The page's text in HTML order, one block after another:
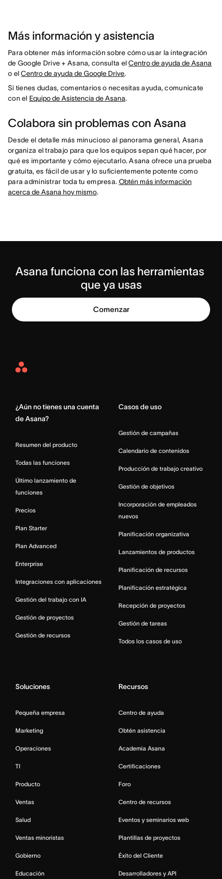
Más información y asistencia
Para obtener más información sobre cómo usar la integración
de Google Drive + Asana, consulta elCentro de ayuda de Asana
o elCentro de ayuda de Google Drive.
Si tienes dudas, comentarios o necesitas ayuda, comunícate
con el Equipo de Asistencia de Asana.
Colabora sin problemas con Asana
Desde el detalle más minucioso al panorama general, Asana
organiza el trabajo para que los equipos sepan qué hacer, por
qué es importante y cómo ejecutarlo. Asana ofrece una prueba
gratuita, es fácil de usar y lo suficientemente potente como
para administrar toda tu empresa. Obtén más información
acerca de Asana hoy mismo.
Asana funciona con las herramientas
que ya usas
Comenzar
Asana
¿Aún no tienes una cuenta
de Asana?
Resumen del producto
Todas las funciones
Último lanzamiento de
funciones
Precios
Plan Starter
Plan Advanced
Enterprise
Integraciones con aplicaciones
Gestión del trabajo con IA
Gestión de proyectos
Gestión de recursos
Casos de uso
Gestión de campañas
Calendario de contenidos
Producción de trabajo creativo
Gestión de objetivos
Incorporación de empleados
nuevos
Planificación organizativa
Lanzamientos de productos
Planificación de recursos
Planificación estratégica
Recepción de proyectos
Gestión de tareas
Todos los casos de uso
Soluciones
Pequeña empresa
Marketing
Operaciones
TI
Producto
Ventas
Salud
Ventas minoristas
Gobierno
Educación
Recursos
Centro de ayuda
Obtén asistencia
Academia Asana
Certificaciones
Foro
Centro de recursos
Eventos y seminarios web
Plantillas de proyectos
Éxito del Cliente
Desarrolladores y API